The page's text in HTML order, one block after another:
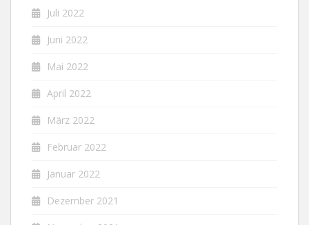
Juli 2022
Juni 2022
Mai 2022
April 2022
März 2022
Februar 2022
Januar 2022
Dezember 2021